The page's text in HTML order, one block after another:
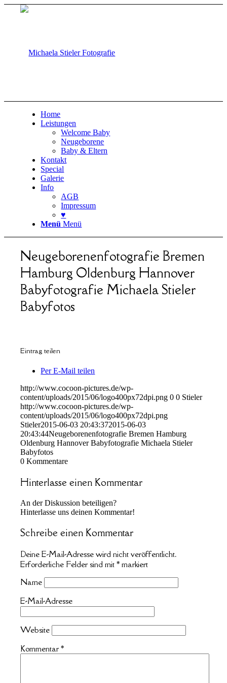
Home
Leistungen
Welcome Baby
Neugeborene
Baby & Eltern
Kontakt
Special
Galerie
Info
AGB
Impressum
♥
Menü Menü
Neugeborenenfotografie Bremen
Hamburg Oldenburg Hannover
Babyfotografie Michaela Stieler
Babyfotos
Eintrag teilen
Per E-Mail teilen
http://www.cocoon-pictures.de/wp-
content/uploads/2015/06/logo400px72dpi.png 0 0 Stieler
http://www.cocoon-pictures.de/wp-
content/uploads/2015/06/logo400px72dpi.png
Stieler2015-06-03 20:43:372015-06-03
20:43:44Neugeborenenfotografie Bremen Hamburg
Oldenburg Hannover Babyfotografie Michaela Stieler
Babyfotos
0 Kommentare
Hinterlasse einen Kommentar
An der Diskussion beteiligen?
Hinterlasse uns deinen Kommentar!
Schreibe einen Kommentar
Deine E-Mail-Adresse wird nicht veröffentlicht.
Erforderliche Felder sind mit* markiert
Name
E-Mail-Adresse
Website
Kommentar*